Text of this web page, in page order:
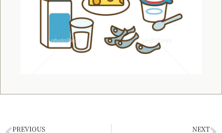
PREVIOUS NEXT